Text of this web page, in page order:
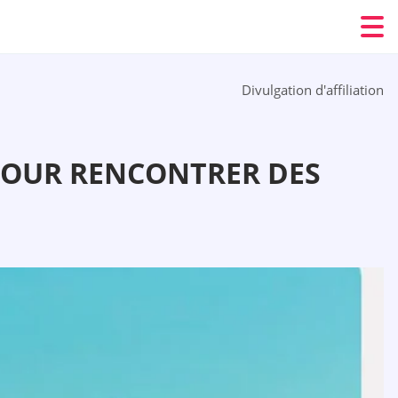
Divulgation d'affiliation
RENCONTRER DES